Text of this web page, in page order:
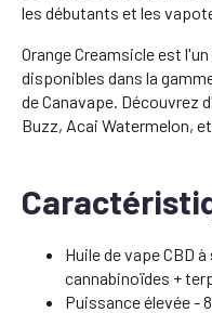
les débutants et les
Orange Creamsicle est
disponibles dans la
de Canavape. Découvrez
Buzz, Acai Watermelon,
Huile de vape CBD
cannabinoïdes +
Puissance élevée -